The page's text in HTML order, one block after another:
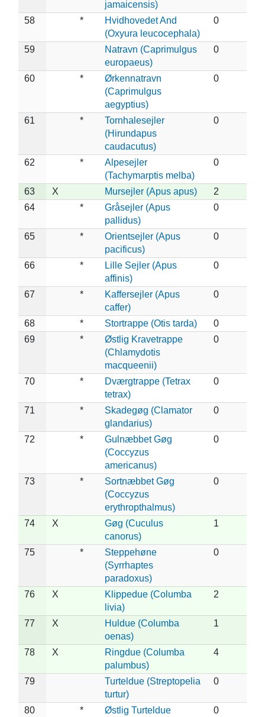
jamaicensis)
58
*
Hvidhovedet And
(Oxyura leucocephala)
0
59
Natravn (Caprimulgus
europaeus)
0
60 *
Ørkennatravn
(Caprimulgus
aegyptius)
0
61 *
Tornhalesejler
(Hirundapus
caudacutus)
0
62 *
Alpesejler
(Tachymarptis melba)
0
63 X Mursejler (Apus apus)
2
64
*
Gråsejler (Apus
pallidus)
0
65 *
Orientsejler (Apus
pacificus)
0
66 *
Lille Sejler (Apus
affinis)
0
67 *
Kaffersejler (Apus
caffer)
0
68 * Stortrappe (Otis tarda)
0
69
*
Østlig Kravetrappe
(Chlamydotis
macqueenii)
0
70 *
Dværgtrappe (Tetrax
tetrax)
0
71 *
Skadegøg (Clamator
glandarius)
0
72 *
Gulnæbbet Gøg
(Coccyzus
americanus)
0
73 *
Sortnæbbet Gøg
(Coccyzus
erythropthalmus)
0
74 X
Gøg (Cuculus
canorus)
1
75 *
Steppehøne
(Syrrhaptes
paradoxus)
0
76 X
Klippedue (Columba
livia)
2
77 X
Huldue (Columba
oenas)
1
78 X
Ringdue (Columba
palumbus)
4
79
Turteldue (Streptopelia
turtur)
0
80 *
Østlig Turteldue
0